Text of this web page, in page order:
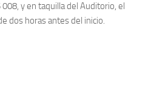
y en taquilla del Auditorio, el
dos horas antes del inicio.